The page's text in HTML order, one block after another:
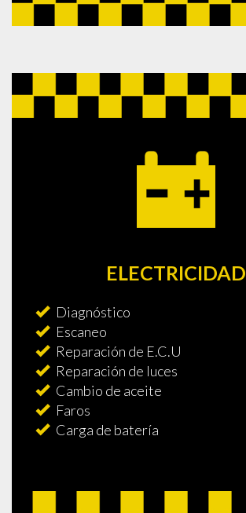
ELECTRICIDAD
Diagnóstico
Escaneo
Reparación de E.C.U
Reparación de luces
Cambio de aceite
Faros
Carga de batería